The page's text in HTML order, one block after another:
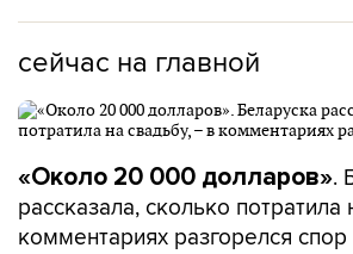
сейчас на главной
«Около 20 000 долларов».
рассказала, сколько потратила
комментариях разгорелся спор